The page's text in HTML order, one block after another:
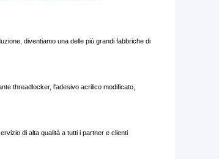
diventiamo una delle più grandi fabbriche di
threadlocker, l'adesivo acrilico modificato,
di alta qualità a tutti i partner e clienti